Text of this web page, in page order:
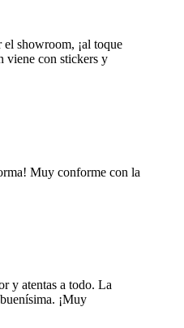
showroom, ¡al toque
viene con stickers y
Muy conforme con la
y atentas a todo. La
¡Muy